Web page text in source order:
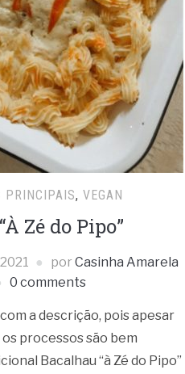
PRINCIPAIS,VEGAN
Zé do Pipo”
por Casinha Amarela
0 comments
a descrição, pois apesar
processos são bem
Bacalhau “à Zé do Pipo”